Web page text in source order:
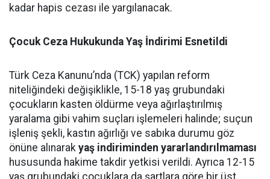
kadar hapis cezası ile yargılanacak.
Çocuk Ceza Hukukunda Yaş İndirimi Esnetildi
Türk Ceza Kanunu’nda (TCK) yapılan reform
niteliğindeki değişiklikle, 15-18 yaş grubundaki
çocukların kasten öldürme veya ağırlaştırılmış
yaralama gibi vahim suçları işlemeleri halinde; suçun
işleniş şekli, kastın ağırlığı ve sabıka durumu göz
önüne alınarak yaş indiriminden yararlandırılmaması
hususunda hakime takdir yetkisi verildi. Ayrıca 12-15
yaş grubundaki çocuklara da şartlara göre bir üst